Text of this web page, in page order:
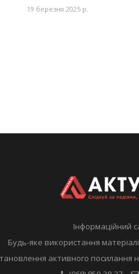
19 березня 2025 р.
Інформаційний
Будь-яке використання
активного посилання